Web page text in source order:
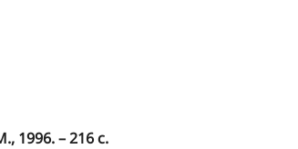
1996. – 216 с.